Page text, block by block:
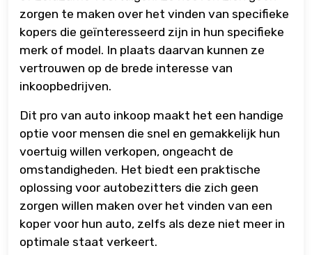
zorgen te maken over het vinden van specifieke
kopers die geïnteresseerd zijn in hun specifieke
merk of model. In plaats daarvan kunnen ze
vertrouwen op de brede interesse van
inkoopbedrijven.
Dit pro van auto inkoop maakt het een handige
optie voor mensen die snel en gemakkelijk hun
voertuig willen verkopen, ongeacht de
omstandigheden. Het biedt een praktische
oplossing voor autobezitters die zich geen
zorgen willen maken over het vinden van een
koper voor hun auto, zelfs als deze niet meer in
optimale staat verkeert.